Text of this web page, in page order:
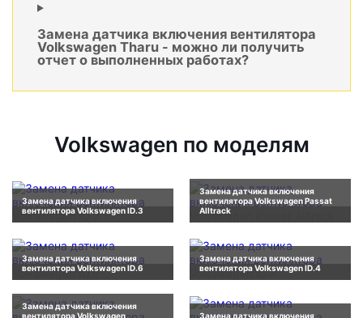
Замена датчика включения вентилятора
Volkswagen Tharu - можно ли получить
отчет о выполненных работах?
Volkswagen по моделям
Замена датчика включения
вентилятора Volkswagen ID.3
Замена датчика включения
вентилятора Volkswagen Passat
Alltrack
Замена датчика включения
вентилятора Volkswagen ID.6
Замена датчика включения
вентилятора Volkswagen ID.4
Замена датчика включения
вентилятора Volkswagen
Замена датчика включения